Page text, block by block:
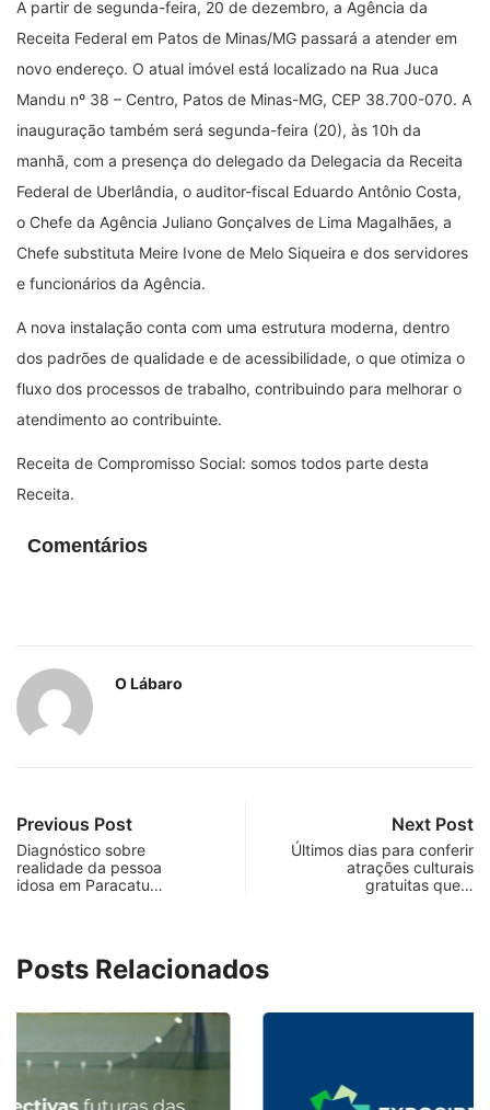
A partir de segunda-feira, 20 de dezembro, a Agência da
Receita Federal em Patos de Minas/MG passará a atender em
novo endereço. O atual imóvel está localizado na Rua Juca
Mandu nº 38 – Centro, Patos de Minas-MG, CEP 38.700-070. A
inauguração também será segunda-feira (20), às 10h da
manhã, com a presença do delegado da Delegacia da Receita
Federal de Uberlândia, o auditor-fiscal Eduardo Antônio Costa,
o Chefe da Agência Juliano Gonçalves de Lima Magalhães, a
Chefe substituta Meire Ivone de Melo Siqueira e dos servidores
e funcionários da Agência.
A nova instalação conta com uma estrutura moderna, dentro
dos padrões de qualidade e de acessibilidade, o que otimiza o
fluxo dos processos de trabalho, contribuindo para melhorar o
atendimento ao contribuinte.
Receita de Compromisso Social: somos todos parte desta
Receita.
Comentários
O Lábaro
Previous Post
Diagnóstico sobre
realidade da pessoa
idosa em Paracatu…
Next Post
Últimos dias para conferir
atrações culturais
gratuitas que…
Posts Relacionados